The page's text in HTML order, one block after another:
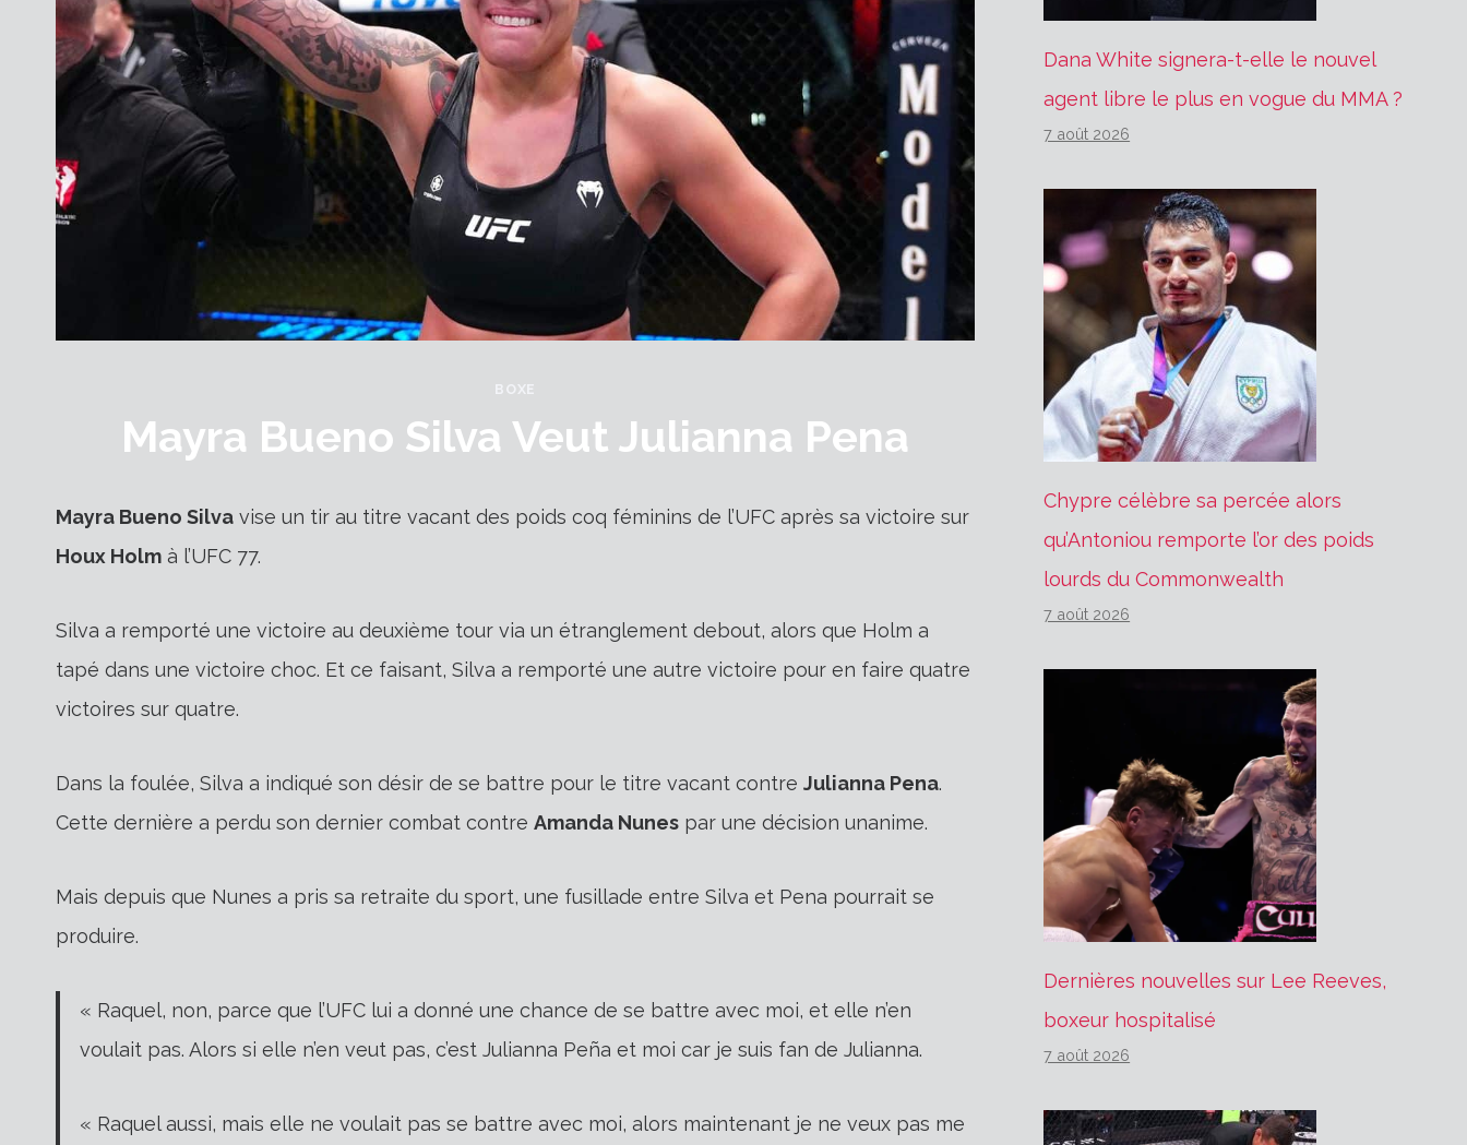
BOXE
Mayra Bueno Silva Veut Julianna Pena
Mayra Bueno Silva vise un tir au titre vacant des poids coq féminins de l’UFC après sa victoire sur
Houx Holm à l’UFC 77.
Silva a remporté une victoire au deuxième tour via un étranglement debout, alors que Holm a
tapé dans une victoire choc. Et ce faisant, Silva a remporté une autre victoire pour en faire quatre
victoires sur quatre.
Dans la foulée, Silva a indiqué son désir de se battre pour le titre vacant contre Julianna Pena.
Cette dernière a perdu son dernier combat contre Amanda Nunes par une décision unanime.
Mais depuis que Nunes a pris sa retraite du sport, une fusillade entre Silva et Pena pourrait se
produire.
« Raquel, non, parce que l’UFC lui a donné une chance de se battre avec moi, et elle n’en
voulait pas. Alors si elle n’en veut pas, c’est Julianna Peña et moi car je suis fan de Julianna.
« Raquel aussi, mais elle ne voulait pas se battre avec moi, alors maintenant je ne veux pas me
Dana White signera-t-elle le nouvel
agent libre le plus en vogue du MMA ?
7 août 2026
Chypre célèbre sa percée alors
qu’Antoniou remporte l’or des poids
lourds du Commonwealth
7 août 2026
Dernières nouvelles sur Lee Reeves,
boxeur hospitalisé
7 août 2026